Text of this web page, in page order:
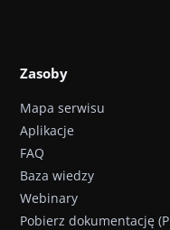
Zasoby
Mapa serwisu
Aplikacje
FAQ
Baza wiedzy
Webinary
Pobierz dokumentację